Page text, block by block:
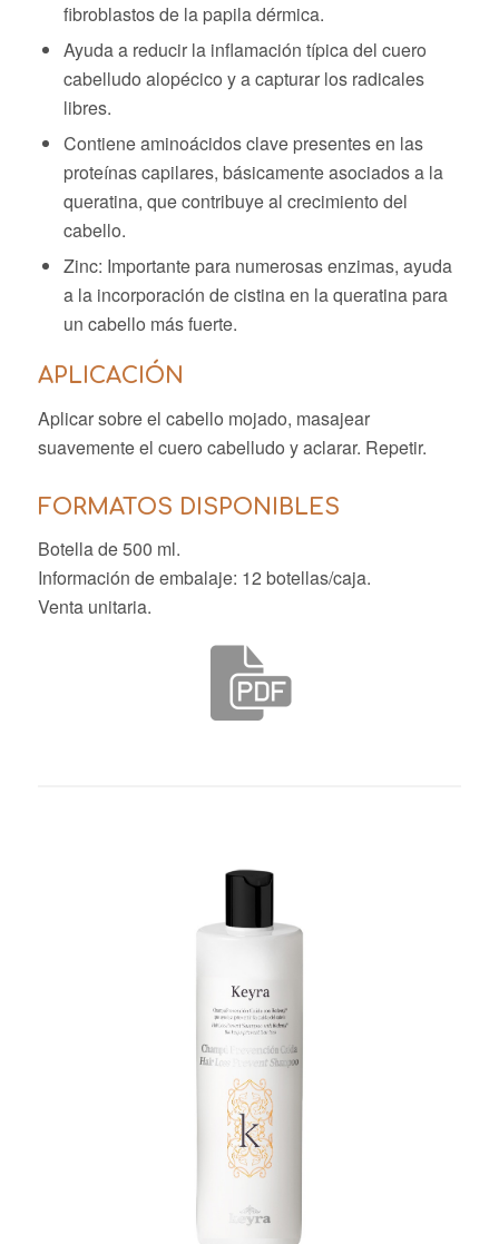
fibroblastos de la papila dérmica.
Ayuda a reducir la inflamación típica del cuero
cabelludo alopécico y a capturar los radicales
libres.
Contiene aminoácidos clave presentes en las
proteínas capilares, básicamente asociados a la
queratina, que contribuye al crecimiento del
cabello.
Zinc: Importante para numerosas enzimas, ayuda
a la incorporación de cistina en la queratina para
un cabello más fuerte.
APLICACIÓN
Aplicar sobre el cabello mojado, masajear
suavemente el cuero cabelludo y aclarar. Repetir.
FORMATOS DISPONIBLES
Botella de 500 ml.
Información de embalaje: 12 botellas/caja.
Venta unitaria.